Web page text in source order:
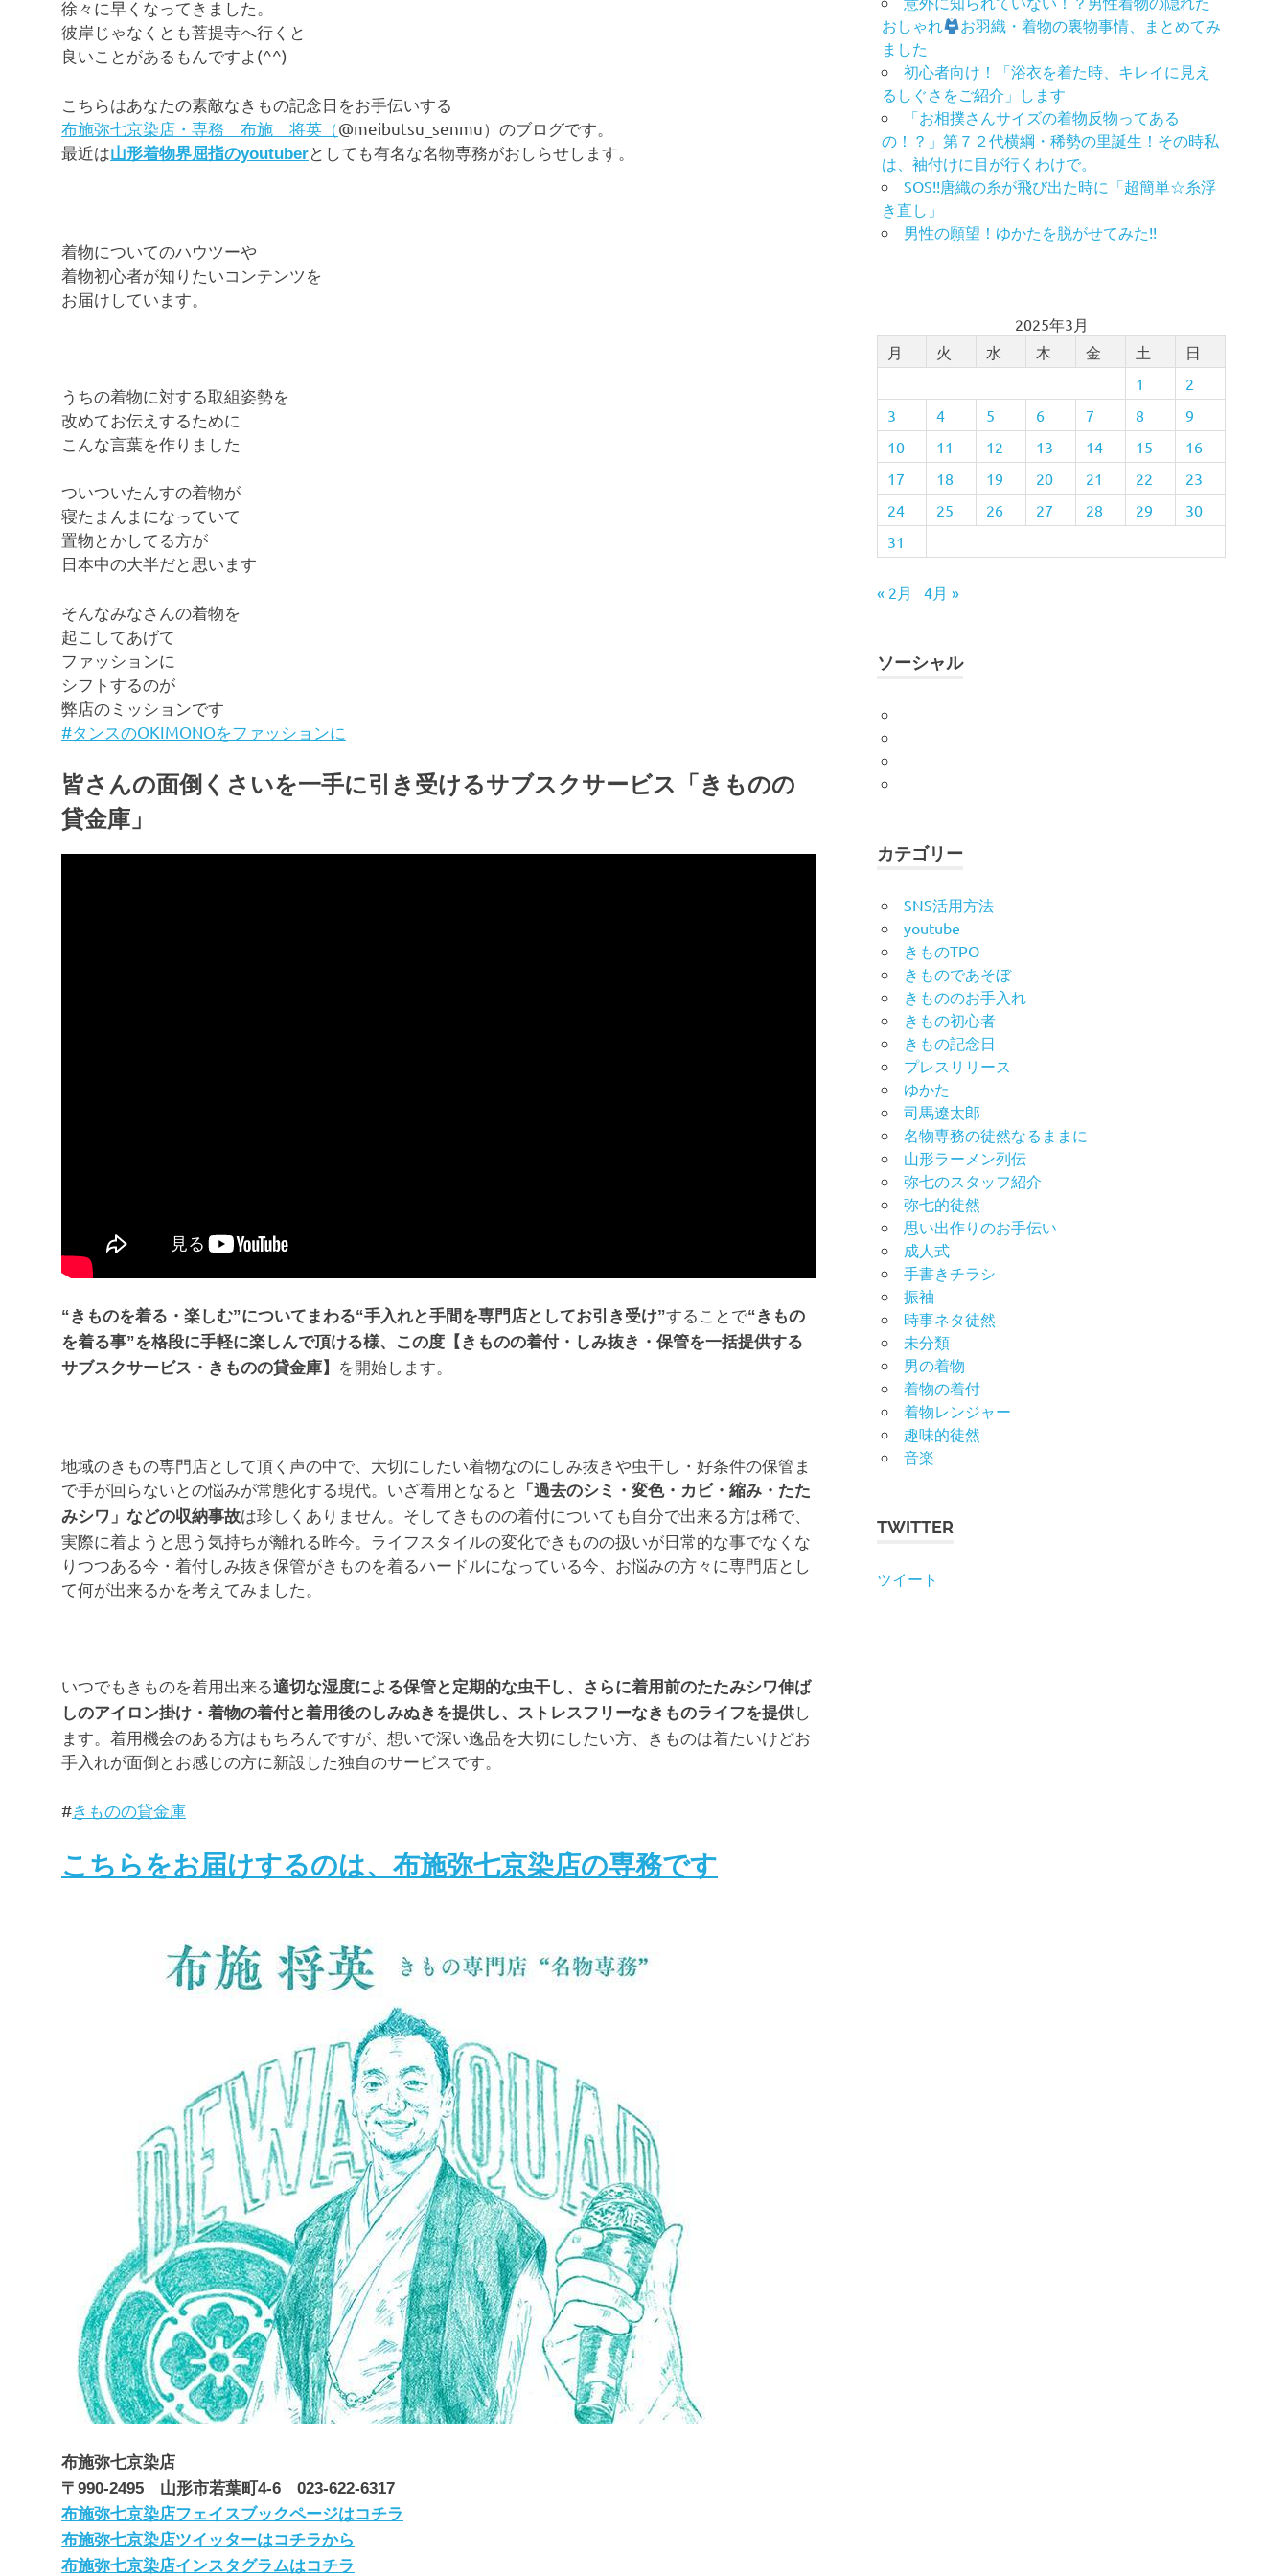
徐々に早くなってきました。
彼岸じゃなくとも菩提寺へ行くと
良いことがあるもんですよ(^^)
こちらはあなたの素敵なきもの記念日をお手伝いする
布施弥七京染店・専務 布施 将英（@meibutsu_senmu）のブログです。
最近は山形着物界屈指のyoutuberとしても有名な名物専務がおしらせします。
着物についてのハウツーや
着物初心者が知りたいコンテンツを
お届けしています。
うちの着物に対する取組姿勢を
改めてお伝えするために
こんな言葉を作りました
ついついたんすの着物が
寝たまんまになっていて
置物とかしてる方が
日本中の大半だと思います
そんなみなさんの着物を
起こしてあげて
ファッションに
シフトするのが
弊店のミッションです
#タンスのOKIMONOをファッションに
皆さんの面倒くさいを一手に引き受けるサブスクサービス「きものの
貸金庫」
“きものを着る・楽しむ”についてまわる“手入れと手間を専門店としてお引き受け”することで“きもの
を着る事”を格段に手軽に楽しんで頂ける様、この度【きものの着付・しみ抜き・保管を一括提供する
サブスクサービス・きものの貸金庫】
を開始します。
地域のきもの専門店として頂く声の中で、大切にしたい着物なのにしみ抜きや虫干し・好条件の保管ま
で手が回らないとの悩みが常態化する現代。いざ着用となると
「過去のシミ・変色・カビ・縮み・たた
みシワ」などの収納事故は珍しくありません。そしてきものの着付についても自分で出来る方は稀で、
実際に着ようと思う気持ちが離れる昨今。ライフスタイルの変化できものの扱いが日常的な事でなくな
りつつある今・着付しみ抜き保管がきものを着るハードルになっている今、お悩みの方々に専門店とし
て何が出来るかを考えてみました。
いつでもきものを着用出来る適切な湿度による保管と定期的な虫干し、さらに着用前のたたみシワ伸ば
しのアイロン掛け・着物の着付と着用後のしみぬきを提供し、ストレスフリーなきものライフを提供し
ます。着用機会のある方はもちろんですが、想いで深い逸品を大切にしたい方、きものは着たいけどお
手入れが面倒とお感じの方に新設した独自のサービスです。
#きものの貸金庫
こちらをお届けするのは、布施弥七京染店の専務です
布施弥七京染店
〒990-2495 山形市若葉町4-6 023-622-6317
布施弥七京染店フェイスブックページはコチラ
布施弥七京染店ツイッターはコチラから
布施弥七京染店インスタグラムはコチラ
おしゃれ
お羽織・着物の裏物事情、まとめてみ
ました
初心者向け！「浴衣を着た時、キレイに見え
るしぐさをご紹介」します
「お相撲さんサイズの着物反物ってある
の！？」第７２代横綱・稀勢の里誕生！その時私
は、袖付けに目が行くわけで。
SOS!!唐織の糸が飛び出た時に「超簡単☆糸浮
き直し」
男性の願望！ゆかたを脱がせてみた!!
2025年3月
月
火 水 木 金 土
日
1
2
3
4 5 6 7 8
9
10
11 12 13 14 15
16
17
18 19 20 21 22
23
24
25 26 27 28 29
30
31
« 2月 4月 »
ソーシャル
カテゴリー
SNS活用方法
youtube
きものTPO
きものであそぼ
きもののお手入れ
きもの初心者
きもの記念日
プレスリリース
ゆかた
司馬遼太郎
名物専務の徒然なるままに
山形ラーメン列伝
弥七のスタッフ紹介
弥七的徒然
思い出作りのお手伝い
成人式
手書きチラシ
振袖
時事ネタ徒然
未分類
男の着物
着物の着付
着物レンジャー
趣味的徒然
音楽
TWITTER
ツイート